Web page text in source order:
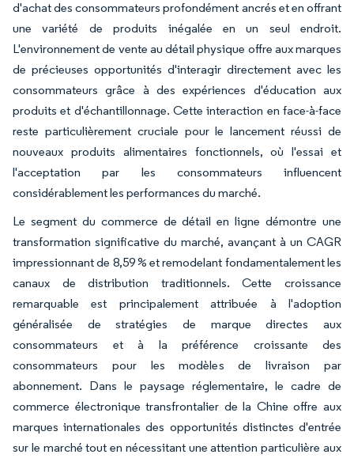
d'achat des consommateurs profondément ancrés et en offrant
une variété de produits inégalée en un seul endroit.
L'environnement de vente au détail physique offre aux marques
de précieuses opportunités d'interagir directement avec les
consommateurs grâce à des expériences d'éducation aux
produits et d'échantillonnage. Cette interaction en face-à-face
reste particulièrement cruciale pour le lancement réussi de
nouveaux produits alimentaires fonctionnels, où l'essai et
l'acceptation par les consommateurs influencent
considérablement les performances du marché.
Le segment du commerce de détail en ligne démontre une
transformation significative du marché, avançant à un CAGR
impressionnant de 8,59 % et remodelant fondamentalement les
canaux de distribution traditionnels. Cette croissance
remarquable est principalement attribuée à l'adoption
généralisée de stratégies de marque directes aux
consommateurs et à la préférence croissante des
consommateurs pour les modèles de livraison par
abonnement. Dans le paysage réglementaire, le cadre de
commerce électronique transfrontalier de la Chine offre aux
marques internationales des opportunités distinctes d'entrée
sur le marché tout en nécessitant une attention particulière aux